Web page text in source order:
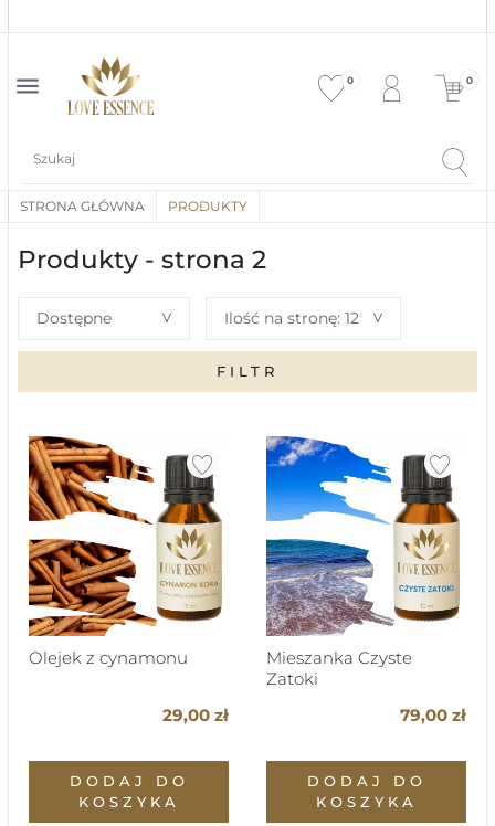
menu 0 0
STRONA GŁÓWNA PRODUKTY
Produkty - strona 2
FILTR
Olejek z cynamonu
29,00 zł
DODAJ DO
KOSZYKA
Mieszanka Czyste
Zatoki
79,00 zł
DODAJ DO
KOSZYKA